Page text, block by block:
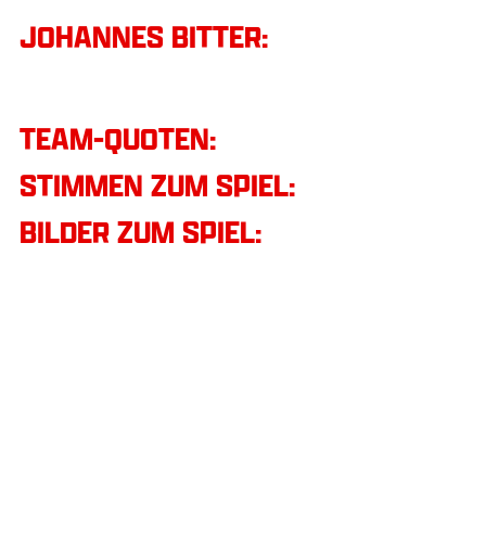
JOHANNES BITTER:
TEAM-QUOTEN:
STIMMEN ZUM SPIEL:
BILDER ZUM SPIEL: